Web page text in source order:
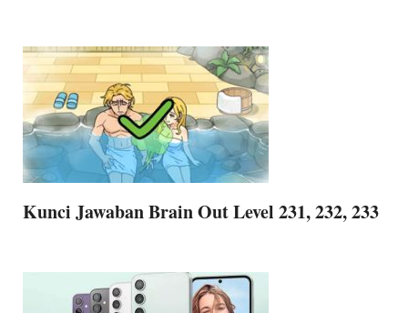
Kunci Jawaban Brain Out Level 231, 232, 233